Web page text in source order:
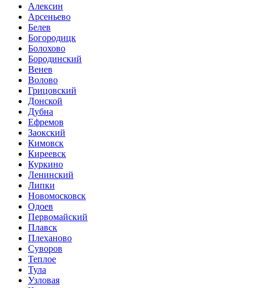
Алексин
Арсеньево
Белев
Богородицк
Болохово
Бородинский
Венев
Волово
Грицовский
Донской
Дубна
Ефремов
Заокский
Кимовск
Киреевск
Куркино
Ленинский
Липки
Новомосковск
Одоев
Первомайский
Плавск
Плеханово
Суворов
Теплое
Тула
Узловая